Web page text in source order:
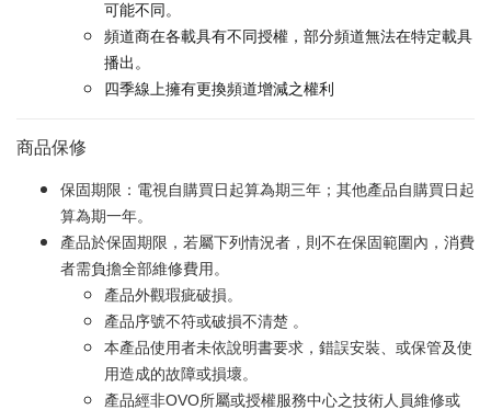
可能不同。
頻道商在各載具有不同授權，部分頻道無法在特定載具
播出。
四季線上擁有更換頻道增減之權利
商品保修
保固期限：電視自購買日起算為期三年；其他產品自購買日起
算為期一年。
產品於保固期限，若屬下列情況者，則不在保固範圍內，消費
者需負擔全部維修費用。
產品外觀瑕疵破損。
產品序號不符或破損不清楚 。
本產品使用者未依說明書要求，錯誤安裝、或保管及使
用造成的故障或損壞。
產品經非OVO所屬或授權服務中心之技術人員維修或